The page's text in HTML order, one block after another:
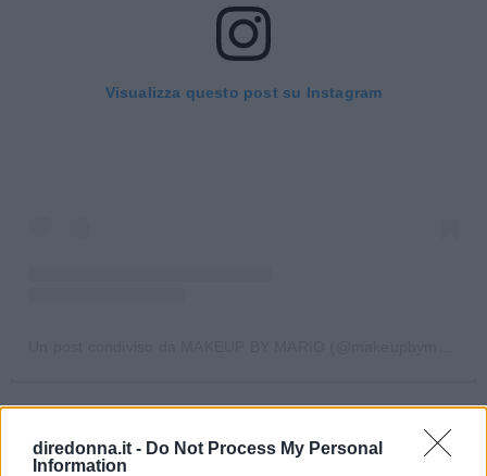
diredonna.it - Do Not Process My Personal
Information
Visualizza questo post su Instagram
contorno labbra, che se usata come fa ad